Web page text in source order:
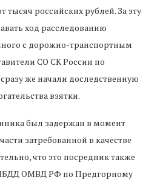
тысяч российских рублей. За эту
ход расследованию
с дорожно-транспортным
СО СК России по
же начали доследственную
взятки.
был задержан в момент
затребованной в качестве
что это посредник также
ОМВД РФ по Предгорному